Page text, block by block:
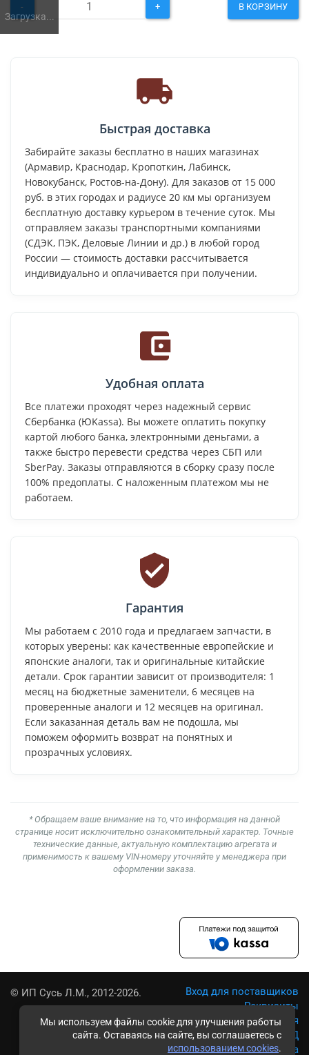
Мы используем файлы cookie для улучшения работы
сайта. Оставаясь на сайте, вы соглашаетесь с
использованием cookies.
Загрузка...
- + В КОРЗИНУ
Быстрая доставка
Забирайте заказы бесплатно в наших магазинах
(Армавир, Краснодар, Кропоткин, Лабинск,
Новокубанск, Ростов-на-Дону). Для заказов от 15 000
руб. в этих городах и радиусе 20 км мы организуем
бесплатную доставку курьером в течение суток. Мы
отправляем заказы транспортными компаниями
(СДЭК, ПЭК, Деловые Линии и др.) в любой город
России — стоимость доставки рассчитывается
индивидуально и оплачивается при получении.
Удобная оплата
Все платежи проходят через надежный сервис
Сбербанка (ЮKassa). Вы можете оплатить покупку
картой любого банка, электронными деньгами, а
также быстро перевести средства через СБП или
SberPay. Заказы отправляются в сборку сразу после
100% предоплаты. С наложенным платежом мы не
работаем.
Гарантия
Мы работаем с 2010 года и предлагаем запчасти, в
которых уверены: как качественные европейские и
японские аналоги, так и оригинальные китайские
детали. Срок гарантии зависит от производителя: 1
месяц на бюджетные заменители, 6 месяцев на
проверенные аналоги и 12 месяцев на оригинал.
Если заказанная деталь вам не подошла, мы
поможем оформить возврат на понятных и
прозрачных условиях.
* Обращаем ваше внимание на то, что информация на данной
странице носит исключительно ознакомительный характер. Точные
технические данные, актуальную комплектацию агрегата и
применимость к вашему VIN-номеру уточняйте у менеджера при
оформлении заказа.
© ИП Сусь Л.М., 2012-2026.
Вход для поставщиков
Реквизиты
Условия использования
Политика обработки ПД
Карта сайта